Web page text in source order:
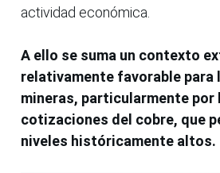
actividad económica.
A ello se suma un contexto
relativamente favorable para
mineras, particularmente por
cotizaciones del cobre, que
niveles históricamente altos.